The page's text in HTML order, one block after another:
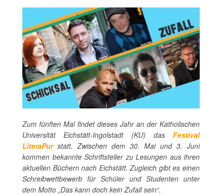
Zum fünften Mal findet dieses Jahr an der Katholischen
Universität Eichstätt-Ingolstadt (KU) das Festival
LiteraPur statt. Zwischen dem 30. Mai und 3. Juni
kommen bekannte Schriftsteller zu Lesungen aus ihren
aktuellen Büchern nach Eichstätt. Zugleich gibt es einen
Schreibwettbewerb für Schüler und Studenten unter
dem Motto „Das kann doch kein Zufall sein“.